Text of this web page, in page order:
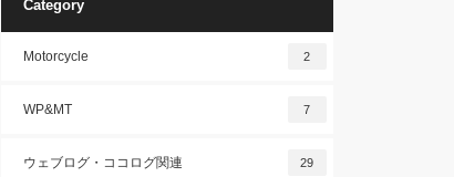
Category
Motorcycle 2
WP&MT 7
ウェブログ・ココログ関連 29